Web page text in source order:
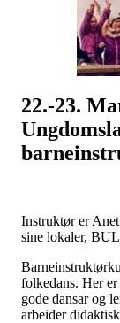
22.-23.
Instruktør er
sine lokaler,
folkedans. Her
gode dansar og
arbeider